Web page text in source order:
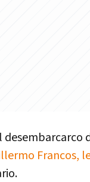
desembarcarco
Francos,